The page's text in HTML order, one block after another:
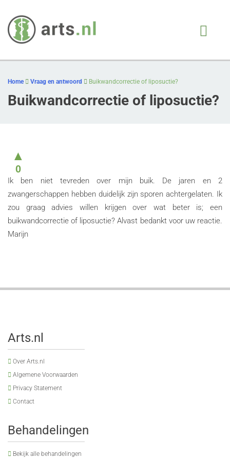
behandeling, op juiste
moment
Home Vraag en antwoord Buikwandcorrectie of liposuctie?
Buikwandcorrectie of liposuctie?
▲
0
Ik ben niet tevreden over mijn buik. De jaren en 2
zwangerschappen hebben duidelijk zijn sporen achtergelaten. Ik
zou graag advies willen krijgen over wat beter is; een
buikwandcorrectie of liposuctie? Alvast bedankt voor uw reactie.
Marijn
Arts.nl
Over Arts.nl
Algemene Voorwaarden
Privacy Statement
Contact
Behandelingen
Bekijk alle behandelingen